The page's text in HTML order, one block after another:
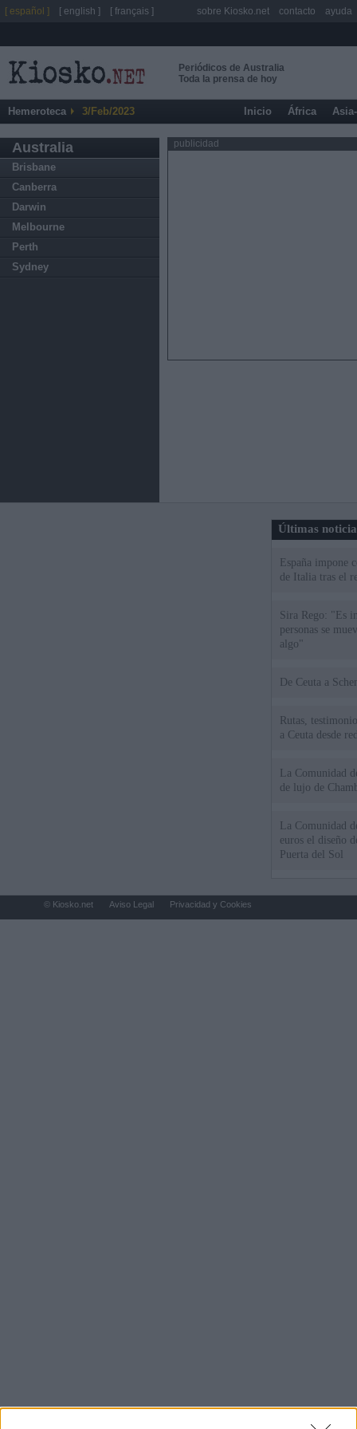
Periódicos de Australia
Toda la prensa de hoy
Hemeroteca 3/Feb/2023 Inicio África
Australia
Brisbane
Canberra
Darwin
Melbourne
Perth
Sydney
publicidad
Últimas
España impone
de Italia tras el
Sira Rego: "Es
personas se
algo"
De
Rutas,
a Ceuta desde
La Comunidad
de lujo de
La Comunidad
euros el diseño
Puerta del Sol
[ español ] [ english ] [ français ] sobre Kiosko.net contacto ayuda
© Kiosko.net Aviso Legal Privacidad y Cookies